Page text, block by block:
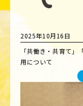
2025年10月16日
「共働き・共育て
用について